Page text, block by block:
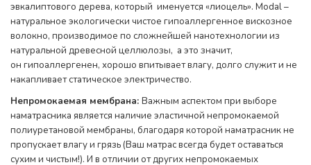
эвкалиптового дерева, который именуется «лиоцель». Modal –
натуральное экологически чистое гипоаллергенное вискозное
волокно, производимое по сложнейшей нанотехнологии из
натуральной древесной целлюлозы, а это значит,
он гипоаллергенен, хорошо впитывает влагу, долго служит и не
накапливает статическое электричество.
Непромокаемая мембрана: Важным аспектом при выборе
наматрасника является наличие эластичной непромокаемой
полиуретановой мембраны, благодаря которой наматрасник не
пропускает влагу и грязь (Ваш матрас всегда будет оставаться
сухим и чистым!). И в отличии от других непромокаемых